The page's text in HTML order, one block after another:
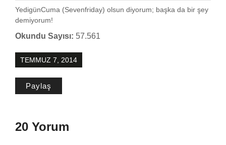
YedigünCuma (Sevenfriday) olsun diyorum; başka da bir şey
demiyorum!
Okundu Sayısı: 57.561
TEMMUZ 7, 2014
Paylaş
20 Yorum